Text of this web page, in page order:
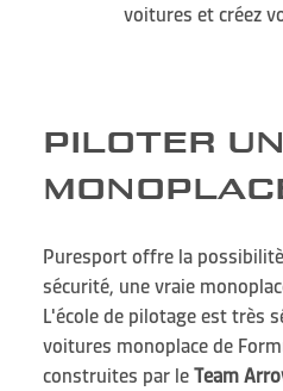
voitures et créez
PILOTER
Puresport offre la
sécurité, une vraie
L'école de pilotage est très
voitures monoplace de
construites par leTeam